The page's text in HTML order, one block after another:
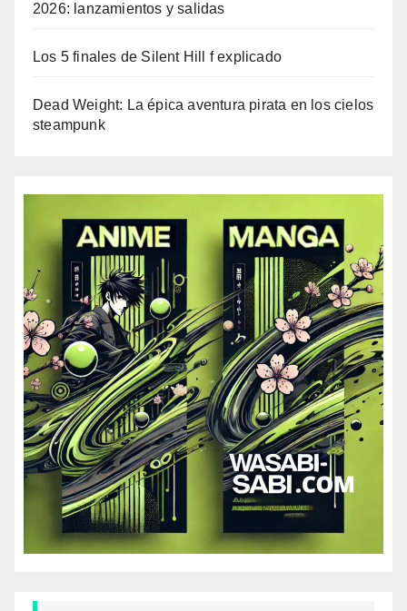
2026: lanzamientos y salidas
Los 5 finales de Silent Hill f explicado
Dead Weight: La épica aventura pirata en los cielos
steampunk